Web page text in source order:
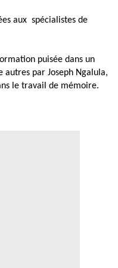
aux spécialistes de
puisée dans un
par Joseph Ngalula,
le travail de mémoire.